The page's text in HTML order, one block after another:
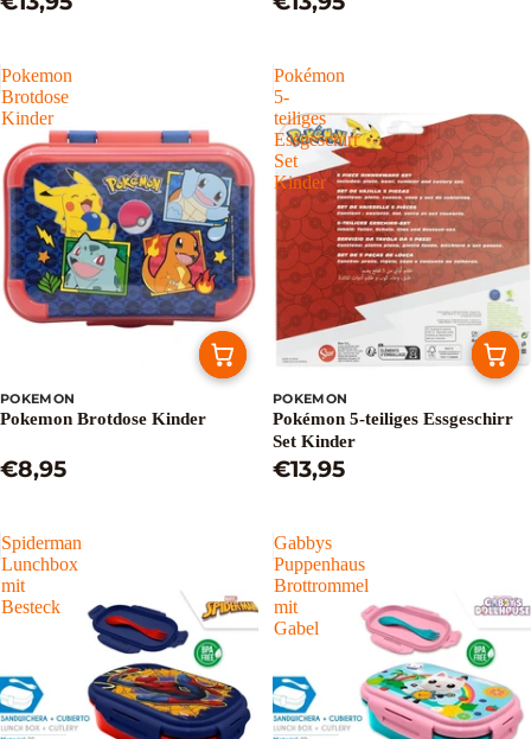
Pokemon
Brotdose
Kinder
POKEMON
Pokemon Brotdose Kinder
€8,95
Pokémon
5-
teiliges
Essgeschirr
Set
Kinder
POKEMON
Pokémon 5-teiliges Essgeschirr
Set Kinder
€13,95
Spiderman
Lunchbox
mit
Besteck
Gabbys
Puppenhaus
Brottrommel
mit
Gabel